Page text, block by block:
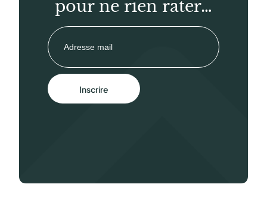
pour ne rien rater…
Inscrire